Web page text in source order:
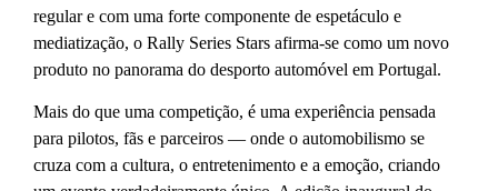
regular e com uma forte componente de espetáculo e
mediatização, o Rally Series Stars afirma-se como um novo
produto no panorama do desporto automóvel em Portugal.
Mais do que uma competição, é uma experiência pensada
para pilotos, fãs e parceiros — onde o automobilismo se
cruza com a cultura, o entretenimento e a emoção, criando